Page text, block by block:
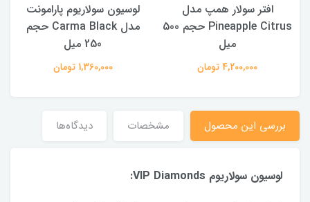
افتر سولار همپ مدل
Pineapple Citrus حجم 500
میل
4,200,000 تومان
لوسیون سولاریوم پارامونت
مدل Carma Black حجم
250 میل
1,360,000 تومان
بررسی این محصول مشخصات دیدگاه‌ها
لوسیون سولاریوم VIP Diamonds: